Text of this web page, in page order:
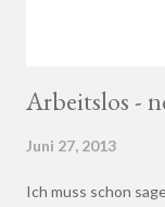
Arbeitslos -
Juni 27, 2013
Ich muss schon